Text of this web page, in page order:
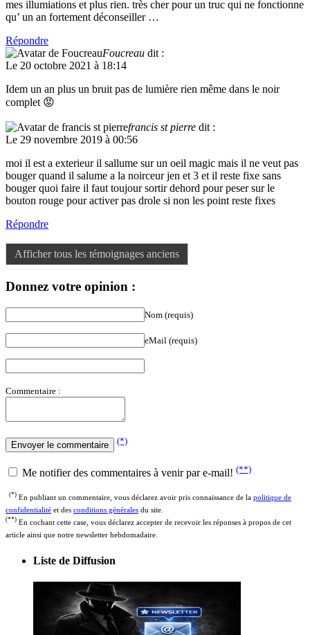
mes illumiations et plus rien. très cher pour un truc qui ne fonctionne
qu’ un an fortement déconseiller …
Répondre
Foucreau dit :
Le 20 octobre 2021 à 18:14
Idem un an plus un bruit pas de lumière rien même dans le noir
complet 😡
francis st pierre dit :
Le 29 novembre 2019 à 00:56
moi il est a exterieur il sallume sur un oeil magic mais il ne veut pas
bouger quand il salume a la noirceur jen et 3 et il reste fixe sans
bouger quoi faire il faut toujour sortir dehord pour peser sur le
bouton rouge pour activer pas drole si non les point reste fixes
Répondre
Afficher tous les témoignages anciens
Donnez votre opinion :
Nom (requis)
eMail (requis)
Commentaire :
(*)
Me notifier des commentaires à venir par e-mail! (**)
(*) En publiant un commentaire, vous déclarez avoir pris connaissance de la politique de
confidentialité et des conditions générales du site.
(**) En cochant cette case, vous déclarez accepter de recevoir les réponses à propos de cet
article ainsi que notre newsletter hebdomadaire.
Liste de Diffusion